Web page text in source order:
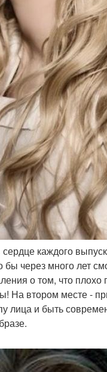
каждого
через много лет
о том, что
На втором месте -
лица и быть